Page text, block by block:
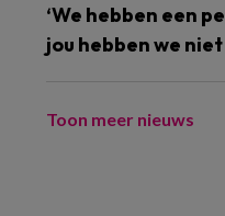
‘We hebben een
jou hebben we niet
Toon meer nieuws